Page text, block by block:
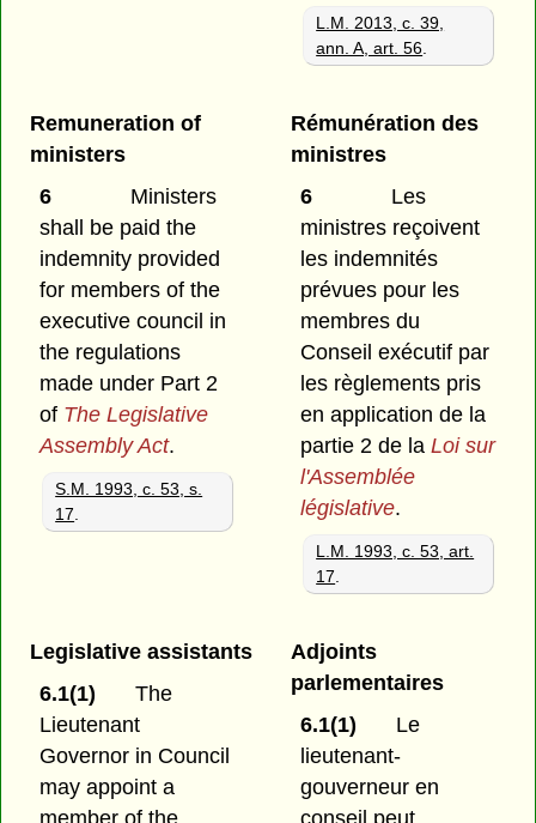
L.M. 2013, c. 39,
ann. A, art. 56.
Remuneration of
ministers
6
Ministers
shall be paid the
indemnity provided
for members of the
executive council in
the regulations
made under Part 2
of The Legislative
Assembly Act.
S.M. 1993, c. 53, s.
17
Rémunération des
ministres
6
Les
ministres reçoivent
les indemnités
prévues pour les
membres du
Conseil exécutif par
les règlements pris
en application de la
partie 2 de laLoi sur
l'Assemblée
législative.
L.M. 1993, c. 53, art.
17
Legislative assistants
6.1(1)
The
Lieutenant
Governor in Council
may appoint a
member of the
Adjoints
parlementaires
6.1(1)
Le
lieutenant-
gouverneur en
conseil peut